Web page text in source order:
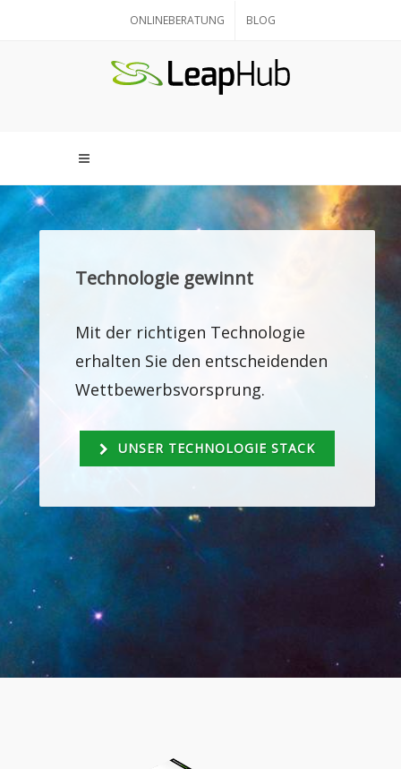
ONLINEBERATUNG BLOG
Technologie gewinnt
Mit der richtigen Technologie
erhalten Sie den entscheidenden
Wettbewerbsvorsprung.
UNSER TECHNOLOGIE STACK